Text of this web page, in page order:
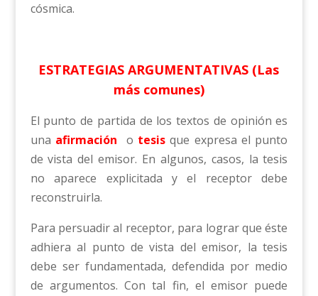
cósmica.
ESTRATEGIAS ARGUMENTATIVAS (Las
más comunes)
El punto de partida de los textos de opinión es
una afirmación o tesis que expresa el punto
de vista del emisor. En algunos, casos, la tesis
no aparece explicitada y el receptor debe
reconstruirla.
Para persuadir al receptor, para lograr que éste
adhiera al punto de vista del emisor, la tesis
debe ser fundamentada, defendida por medio
de argumentos. Con tal fin, el emisor puede